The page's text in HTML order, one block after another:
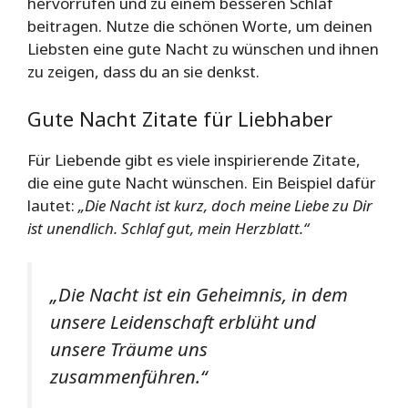
beitragen. Nutze die schönen Worte, um deinen
Liebsten eine gute Nacht zu wünschen und ihnen
zu zeigen, dass du an sie denkst.
Gute Nacht Zitate für Liebhaber
Für Liebende gibt es viele inspirierende Zitate,
die eine gute Nacht wünschen. Ein Beispiel dafür
lautet: „Die Nacht ist kurz, doch meine Liebe zu Dir
ist unendlich. Schlaf gut, mein Herzblatt.“
„Die Nacht ist ein Geheimnis, in dem
unsere Leidenschaft erblüht und
unsere Träume uns
zusammenführen.“